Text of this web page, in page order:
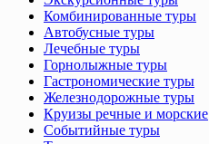
Комбинированные туры
Автобусные туры
Лечебные туры
Горнолыжные туры
Гастрономические туры
Железнодорожные туры
Круизы речные и морские
Событийные туры